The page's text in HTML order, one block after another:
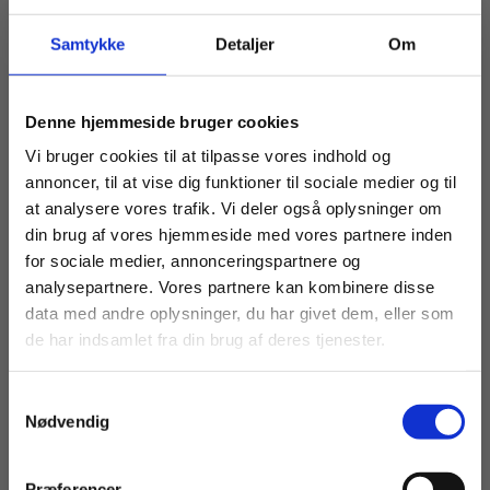
Samtykke Detaljer Om
Denne hjemmeside bruger cookies
Vi bruger cookies til at tilpasse vores indhold og
annoncer, til at vise dig funktioner til sociale medier og til
at analysere vores trafik. Vi deler også oplysninger om
din brug af vores hjemmeside med vores partnere inden
for sociale medier, annonceringspartnere og
analysepartnere. Vores partnere kan kombinere disse
data med andre oplysninger, du har givet dem, eller som
de har indsamlet fra din brug af deres tjenester.
Nødvendig
Videoerne består af autentiske samtaler,
interviews og voxpops.
De mange artikler og historier fordeles blandt
kursisterne som individuelle læseopgaver til
efterfølgende præsentationer og diskussion i
grupper.
Køb læremidler og find masterclasses mm.
Fortsæt som:
For privatkunder og
studerende. Du får
vist priser inkl.
For institutioner og
virksomheder. Du
får vist priser ekskl.